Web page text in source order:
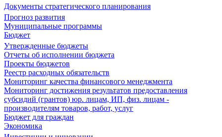
Документы стратегического планирования
Прогноз развития
Муниципальные программы
Бюджет
Утвержденные бюджеты
Отчеты об исполнении бюджета
Проекты бюджетов
Реестр расходных обязательств
Мониторинг качества финансового менеджмента
Мониторинг достижения результатов предоставления
субсидий (грантов) юр. лицам, ИП, физ. лицам -
производителям товаров, работ, услуг
Бюджет для граждан
Экономика